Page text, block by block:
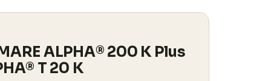
ALPHA® 200 K Plus
T 20 K